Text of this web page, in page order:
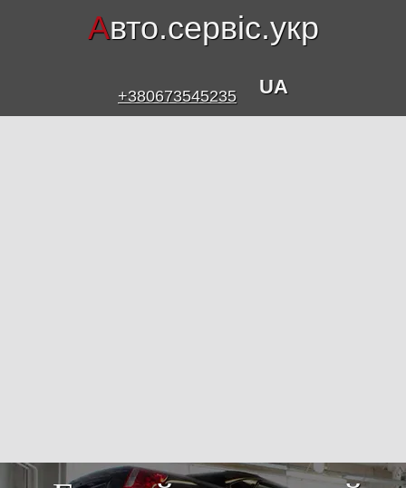
Авто.сервіс.укр
+380673545235 UA